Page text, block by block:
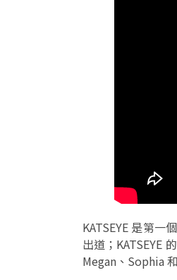
KATSEYE 是第一
出道；KATSEYE
Megan、Sophia